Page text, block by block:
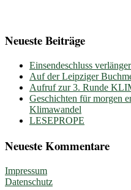
Neueste Beiträge
Einsendeschluss
Auf der Leipziger
Aufruf zur 3. Runde
Geschichten für morgen
Klimawandel
LESEPROPE
Neueste Kommentare
Impressum
Datenschutz